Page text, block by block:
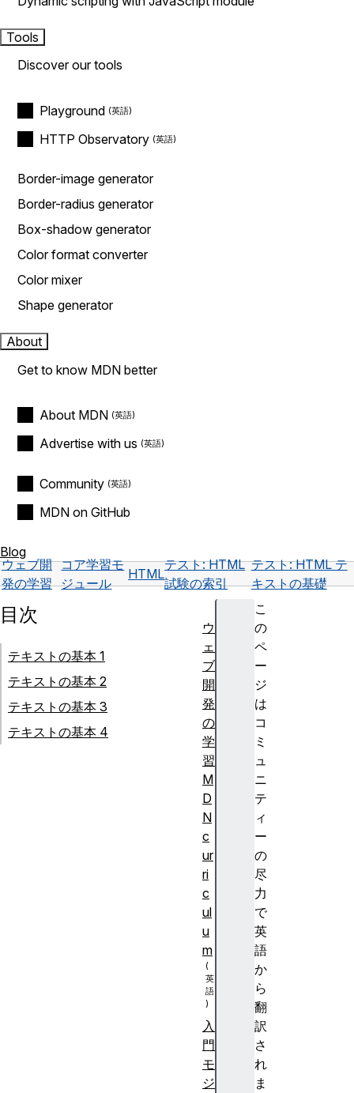
Tools
Discover our tools
Playground
HTTP Observatory
Border-image generator
Border-radius generator
Box-shadow generator
Color format converter
Color mixer
Shape generator
About
Get to know MDN better
About MDN
Advertise with us
Community
MDN on GitHub
Blog
ウェブ開
発の学習
コア学習モ
ジュール
HTML
テスト: HTML
試験の索引
テスト: HTML テ
キストの基礎
こ
の
ペ
ー
ジ
は
コ
ミ
ュ
ニ
テ
ィ
ー
の
尽
力
で
英
語
か
ら
翻
訳
さ
れ
ま
目次
テキストの基本 1
テキストの基本 2
テキストの基本 3
テキストの基本 4
ウ
ェ
ブ
開
発
の
学
習
M
D
N
c
ur
ri
c
ul
u
m
入
門
モ
ジ